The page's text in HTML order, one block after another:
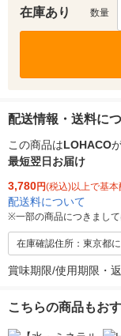
在庫あり 数量
配送情報・送料に
この商品はLOHACO
最短翌日お届け
3,780円(税込)以上で基本
配送料について
※一部の商品につきまし
在庫確認住所：東京都
賞味期限/使用期限・
こちらの商品もお